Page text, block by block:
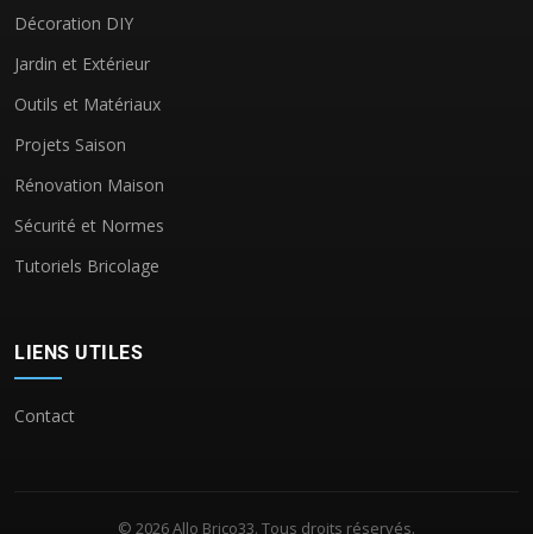
Décoration DIY
Jardin et Extérieur
Outils et Matériaux
Projets Saison
Rénovation Maison
Sécurité et Normes
Tutoriels Bricolage
LIENS UTILES
Contact
© 2026 Allo Brico33. Tous droits réservés.